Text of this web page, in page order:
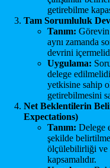
getirebilme
Tam Sorumluluk
Tanım:
aynı zamanda
devrini
Uygulama:
delege
yetkisine sahip
getirebilmesini
Net Beklentilerin
Expectations)
Tanım: Delege
şekilde
ölçülebilirliği ve
kapsamalıdır.